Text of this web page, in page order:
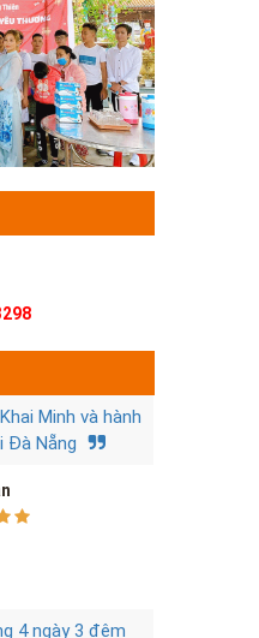
Minh và hành
Đà Nẵng
4 ngày 3 đêm